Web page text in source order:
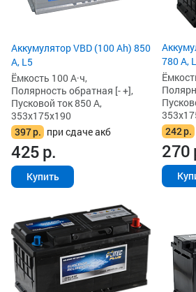
Аккумулятор VBD (100 Ah) 850
А, L5
Ёмкость 100 А·ч,
Полярность обратная [- +],
Пусковой ток 850 А,
353x175x190
397р. при сдаче акб
425р.
Купить
780 А,
242р.
270